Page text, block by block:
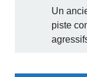
Un
piste